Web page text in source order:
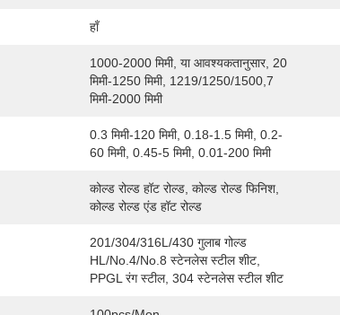
हाँ
1000-2000 मिमी, या आवश्यकतानुसार, 20
मिमी-1250 मिमी, 1219/1250/1500,7
मिमी-2000 मिमी
0.3 मिमी-120 मिमी, 0.18-1.5 मिमी, 0.2-
60 मिमी, 0.45-5 मिमी, 0.01-200 मिमी
कोल्ड रोल्ड हॉट रोल्ड, कोल्ड रोल्ड फिनिश,
कोल्ड रोल्ड एंड हॉट रोल्ड
201/304/316L/430 गुलाब गोल्ड
HL/No.4/No.8 स्टेनलेस स्टील शीट,
PPGL रंग स्टील, 304 स्टेनलेस स्टील शीट